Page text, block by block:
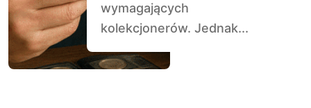
wymagających
kolekcjonerów. Jednak...